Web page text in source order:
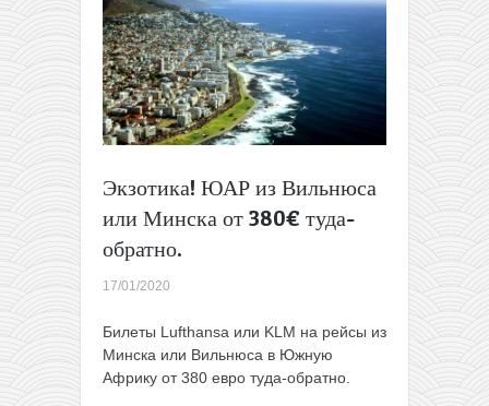
в
Африку
и
Азию
всего
от
396€
обратно
Экзотика! ЮАР из Вильнюса
или Минска от 380€ туда-
обратно.
17/01/2020
Билеты Lufthansa или KLM на рейсы из
Минска или Вильнюса в Южную
Африку от 380 евро туда-обратно.